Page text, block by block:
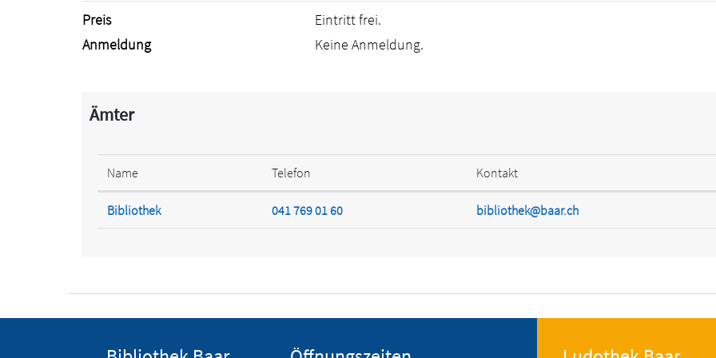
Preis
Eintritt frei.
Anmeldung
Keine Anmeldung.
Ämter
Name Telefon Kontakt
Bibliothek 041 769 01 60 bibliothek@baar.ch
Fusszeile